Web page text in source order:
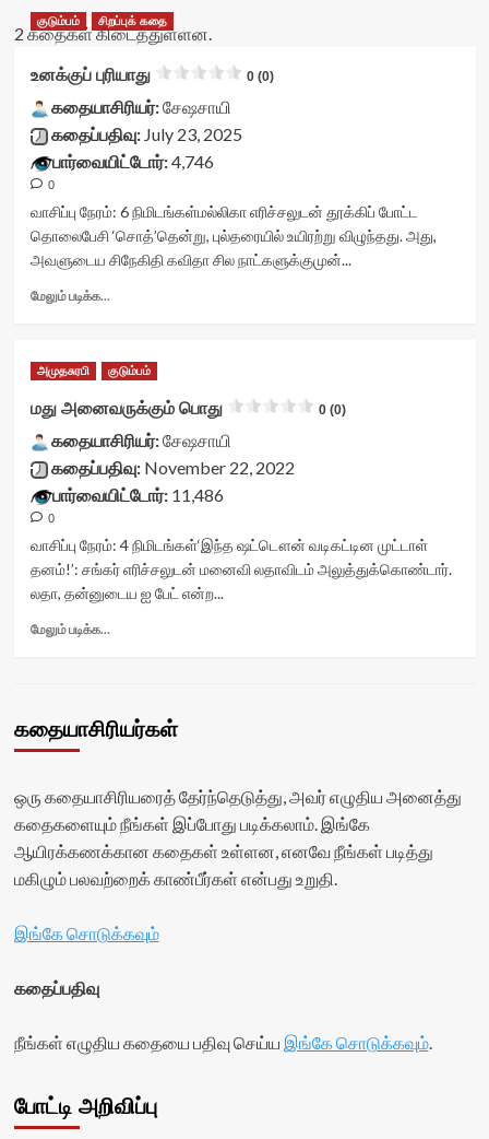
2 கதைகள் கிடைத்துள்ளன.
குடும்பம் சிறப்புக் கதை
உனக்குப் புரியாது 0 (0)
கதையாசிரியர்:சேஷசாயி
கதைப்பதிவு:July 23, 2025
பார்வையிட்டோர்:4,746
0
வாசிப்பு நேரம்: 6 நிமிடங்கள்மல்லிகா எரிச்சலுடன் தூக்கிப் போட்ட
தொலைபேசி ‘சொத்’தென்று, புல்தரையில் உயிரற்று விழுந்தது. அது,
அவளுடைய சிநேகிதி கவிதா சில நாட்களுக்குமுன்...
மேலும் படிக்க...
புரியாது<div
class="yasr-
vv-
stars-
title-
container">
<div
stars-
title
rater-
rater-
rating='0'
rater-
starsize='16'
data-
rater-
data-
attribute='true'
<span
class='yasr-
அமுதசுரபி குடும்பம்
மது அனைவருக்கும் பொது 0 (0)
கதையாசிரியர்:சேஷசாயி
கதைப்பதிவு:November 22, 2022
பார்வையிட்டோர்:11,486
0
வாசிப்பு நேரம்: 4 நிமிடங்கள்‘இந்த ஷட்டௌன் வடிகட்டின முட்டாள்
தனம்!’: சங்கர் எரிச்சலுடன் மனைவி லதாவிடம் அலுத்துக்கொண்டார்.
லதா, தன்னுடைய ஐ பேட் என்ற...
மேலும் படிக்க...
பொது<div
stars-
title-
container">
<div
class='yasr-
yasr-
votes-
68ea759476194'
கதையாசிரியர்கள்
ஒரு கதையாசிரியரைத் தேர்ந்தெடுத்து, அவர் எழுதிய அனைத்து
கதைகளையும் நீங்கள் இப்போது படிக்கலாம். இங்கே
ஆயிரக்கணக்கான கதைகள் உள்ளன, எனவே நீங்கள் படித்து
மகிழும் பலவற்றைக் காண்பீர்கள் என்பது உறுதி.
இங்கே சொடுக்கவும்
கதைப்பதிவு
நீங்கள் எழுதிய கதையை பதிவு செய்ய இங்கே சொடுக்கவும்.
போட்டி அறிவிப்பு